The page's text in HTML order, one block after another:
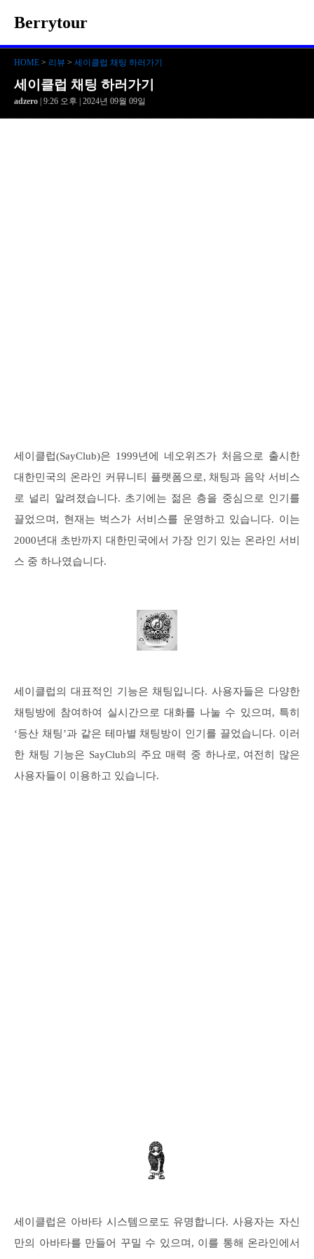
Berrytour
HOME > 리뷰 > 세이클럽 채팅 하러가기
세이클럽 채팅 하러가기
adzero | 9:26 오후 | 2024년 09월 09일
세이클럽(SayClub)은 1999년에 네오위즈가 처음으로 출시한
대한민국의 온라인 커뮤니티 플랫폼으로, 채팅과 음악 서비스
로 널리 알려졌습니다. 초기에는 젊은 층을 중심으로 인기를
끌었으며, 현재는 벅스가 서비스를 운영하고 있습니다. 이는
2000년대 초반까지 대한민국에서 가장 인기 있는 온라인 서비
스 중 하나였습니다.
세이클럽의 대표적인 기능은 채팅입니다. 사용자들은 다양한
채팅방에 참여하여 실시간으로 대화를 나눌 수 있으며, 특히
‘등산 채팅’과 같은 테마별 채팅방이 인기를 끌었습니다. 이러
한 채팅 기능은 SayClub의 주요 매력 중 하나로, 여전히 많은
사용자들이 이용하고 있습니다.
세이클럽은 아바타 시스템으로도 유명합니다. 사용자는 자신
만의 아바타를 만들어 꾸밀 수 있으며, 이를 통해 온라인에서